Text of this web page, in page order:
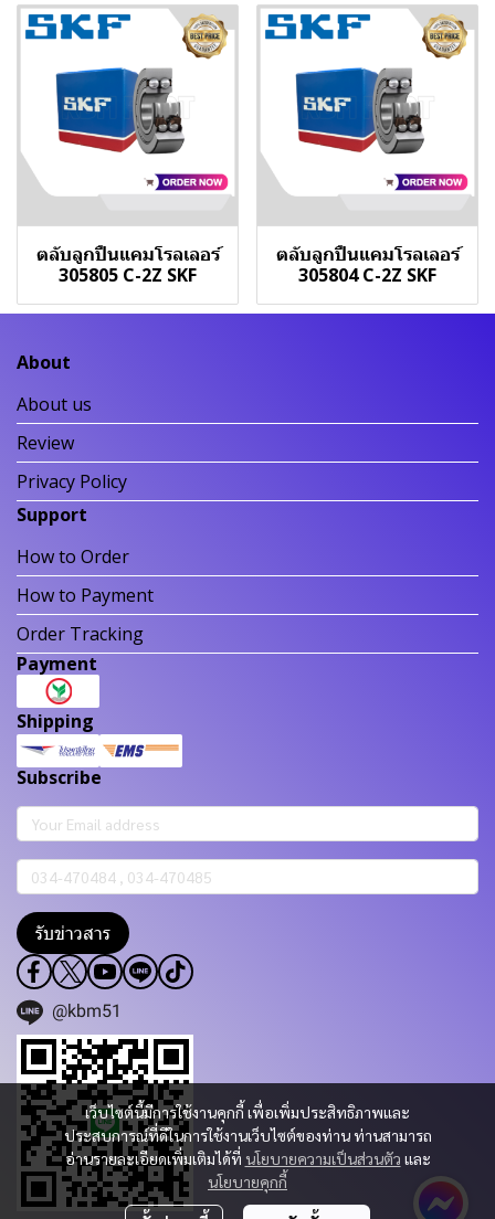
ตลับลูกปืนแคมโรลเลอร์
305805 C-2Z SKF
ตลับลูกปืนแคมโรลเลอร์
305804 C-2Z SKF
เว็บไซต์นี้มีการใช้งานคุกกี้ เพื่อเพิ่มประสิทธิภาพและ
ประสบการณ์ที่ดีในการใช้งานเว็บไซต์ของท่าน ท่านสามารถ
อ่านรายละเอียดเพิ่มเติมได้ที่ นโยบายความเป็นส่วนตัว และ
นโยบายคุกกี้
About
About us
Review
Privacy Policy
Support
How to Order
How to Payment
Order Tracking
Payment
Shipping
Subscribe
รับข่าวสาร
@kbm51